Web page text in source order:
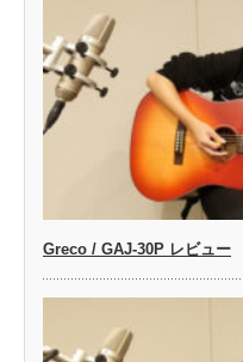
Greco / GAJ-30P レビュー